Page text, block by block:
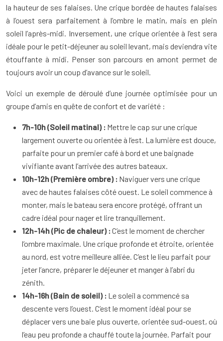
la hauteur de ses falaises. Une crique bordée de hautes falaises
à l’ouest sera parfaitement à l’ombre le matin, mais en plein
soleil l’après-midi. Inversement, une crique orientée à l’est sera
idéale pour le petit-déjeuner au soleil levant, mais deviendra vite
étouffante à midi. Penser son parcours en amont permet de
toujours avoir un coup d’avance sur le soleil.
Voici un exemple de déroulé d’une journée optimisée pour un
groupe d’amis en quête de confort et de variété :
7h-10h (Soleil matinal) : Mettre le cap sur une crique
largement ouverte ou orientée à l’est. La lumière est douce,
parfaite pour un premier café à bord et une baignade
vivifiante avant l’arrivée des autres bateaux.
10h-12h (Première ombre) : Naviguer vers une crique
avec de hautes falaises côté ouest. Le soleil commence à
monter, mais le bateau sera encore protégé, offrant un
cadre idéal pour nager et lire tranquillement.
12h-14h (Pic de chaleur) :C’est le moment de chercher
l’ombre maximale. Une crique profonde et étroite, orientée
au nord, est votre meilleure alliée. C’est le lieu parfait pour
jeter l’ancre, préparer le déjeuner et manger à l’abri du
zénith.
14h-16h (Bain de soleil) : Le soleil a commencé sa
descente vers l’ouest. C’est le moment idéal pour se
déplacer vers une baie plus ouverte, orientée sud-ouest, où
l’eau peu profonde a chauffé toute la journée. Parfait pour